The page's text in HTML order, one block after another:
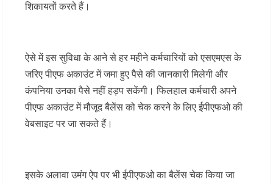
शिकायतों करते हैं।
ऐसे में इस सुविधा के आने से हर महीने कर्मचारियों को एसएमएस के
जरिए पीएफ अकाउंट में जमा हुए पैसे की जानकारी मिलेगी और
कंपनिया उनका पैसे नहीं हड़प सकेंगी। फिलहाल कर्मचारी अपने
पीएफ अकाउंट में मौजूद बैलेंस को चेक करने के लिए ईपीएफओ की
वेबसाइट पर जा सकते हैं।
इसके अलावा उमंग ऐप पर भी ईपीएफओ का बैलेंस चेक किया जा